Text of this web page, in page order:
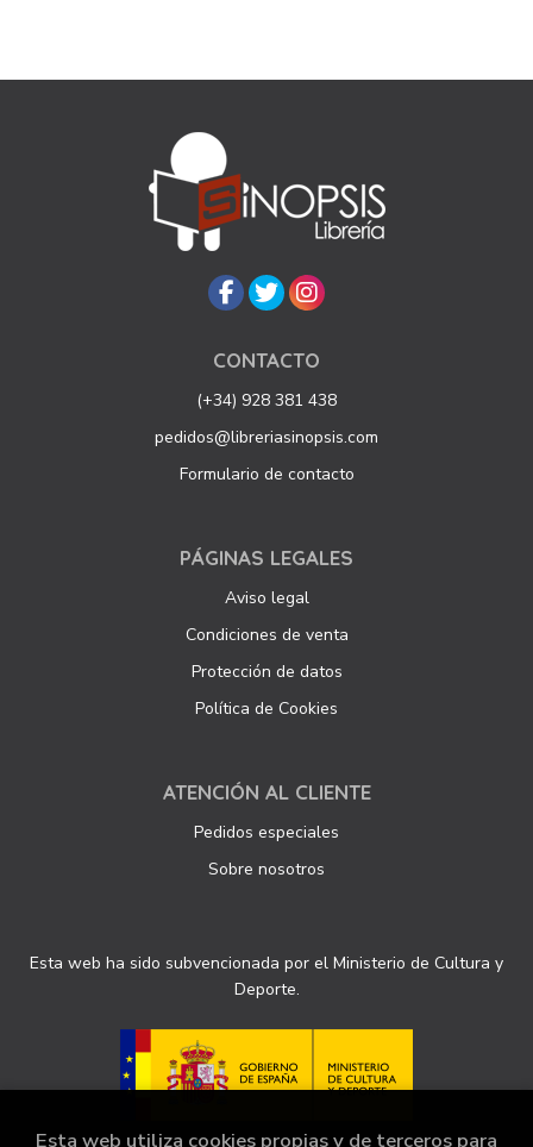
CONTACTO
(+34) 928 381 438
pedidos@libreriasinopsis.com
Formulario de contacto
PÁGINAS LEGALES
Aviso legal
Condiciones de venta
Protección de datos
Política de Cookies
ATENCIÓN AL CLIENTE
Pedidos especiales
Sobre nosotros
Esta web ha sido subvencionada por el Ministerio de Cultura y
Deporte.
Esta web utiliza cookies propias y de terceros para